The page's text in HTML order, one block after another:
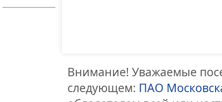
Внимание! Уважаемые
следующем: ПАО